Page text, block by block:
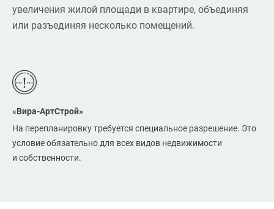
увеличения жилой площади в квартире, объединяя
или разъединяя несколько помещений.
«Вира-АртСтрой»
На перепланировку требуется специальное разрешение. Это
условие обязательно для всех видов недвижимости
и собственности.